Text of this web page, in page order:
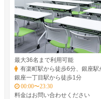
最大36名まで利用可能
有楽町駅から徒歩6分、銀座駅
銀座一丁目駅から徒歩1分
00:00〜23:30
料金はお問い合わせください